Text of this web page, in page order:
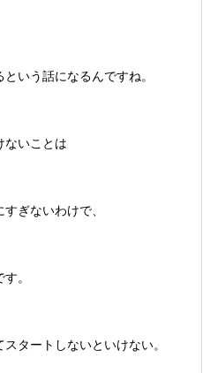
いう話になるんですね。
ないことは
ぎないわけで、
。
タートしないといけない。